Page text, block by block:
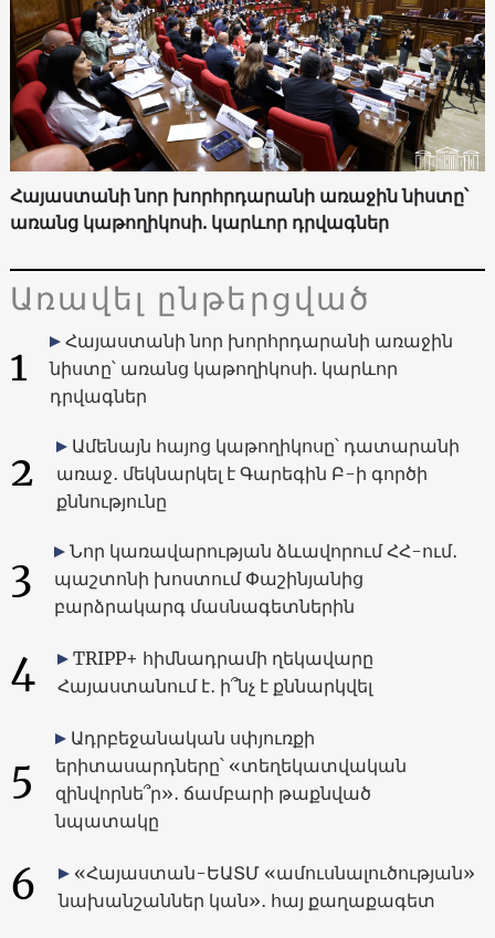
Հայաստանի նոր խորհրդարանի առաջին նիստը՝
առանց կաթողիկոսի. կարևոր դրվագներ
Առավել ընթերցված
1
Հայաստանի նոր խորհրդարանի առաջին
նիստը՝ առանց կաթողիկոսի. կարևոր
դրվագներ
2
Ամենայն հայոց կաթողիկոսը՝ դատարանի
առաջ․ մեկնարկել է Գարեգին Բ-ի գործի
քննությունը
3
Նոր կառավարության ձևավորում ՀՀ-ում․
պաշտոնի խոստում Փաշինյանից
բարձրակարգ մասնագետներին
4
TRIPP+ հիմնադրամի ղեկավարը
Հայաստանում է․ ի՞նչ է քննարկվել
5
Ադրբեջանական սփյուռքի
երիտասարդները՝ «տեղեկատվական
զինվորնե՞ր»․ ճամբարի թաքնված
նպատակը
6
«Հայաստան-ԵԱՏՄ «ամուսնալուծության»
նախանշաններ կան»․ հայ քաղաքագետ